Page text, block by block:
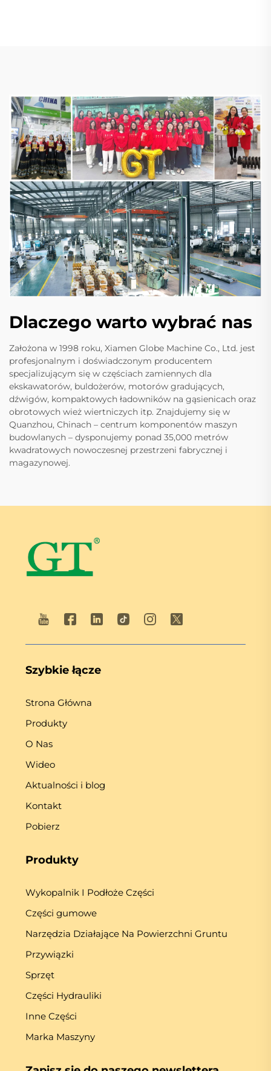
Dlaczego warto wybrać nas
Założona w 1998 roku, Xiamen Globe Machine Co., Ltd. jest
profesjonalnym i doświadczonym producentem
specjalizującym się w częściach zamiennych dla
ekskawatorów, buldożerów, motorów gradujących,
dźwigów, kompaktowych ładowników na gąsienicach oraz
obrotowych wież wiertniczych itp. Znajdujemy się w
Quanzhou, Chinach – centrum komponentów maszyn
budowlanych – dysponujemy ponad 35,000 metrów
kwadratowych nowoczesnej przestrzeni fabrycznej i
magazynowej.
Szybkie łącze
Strona Główna
Produkty
O Nas
Wideo
Aktualności i blog
Kontakt
Pobierz
Produkty
Wykopalnik I Podłoże Części
Części gumowe
Narzędzia Działające Na Powierzchni Gruntu
Przywiązki
Sprzęt
Części Hydrauliki
Inne Części
Marka Maszyny